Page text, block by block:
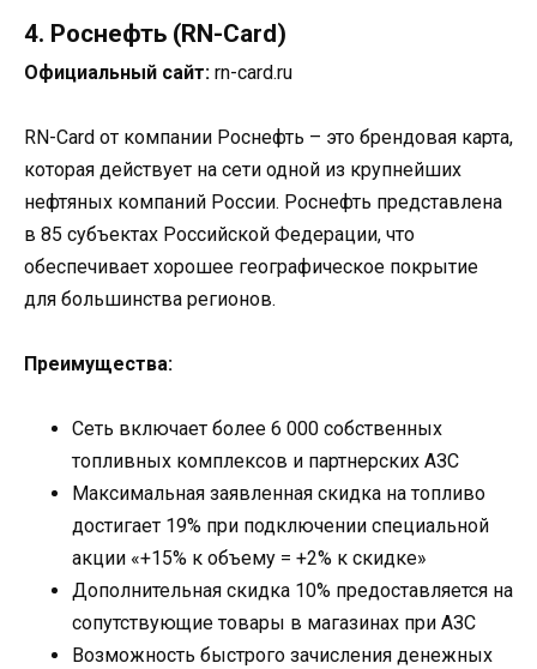
4. Роснефть (RN-Card)
Официальный сайт: rn-card.ru
RN-Card от компании Роснефть – это брендовая карта,
которая действует на сети одной из крупнейших
нефтяных компаний России. Роснефть представлена
в 85 субъектах Российской Федерации, что
обеспечивает хорошее географическое покрытие
для большинства регионов.
Преимущества:
Сеть включает более 6 000 собственных
топливных комплексов и партнерских АЗС
Максимальная заявленная скидка на топливо
достигает 19% при подключении специальной
акции «+15% к объему = +2% к скидке»
Дополнительная скидка 10% предоставляется на
сопутствующие товары в магазинах при АЗС
Возможность быстрого зачисления денежных